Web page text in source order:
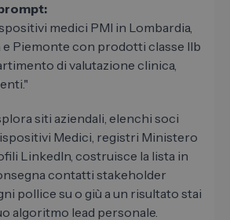
medici PMI in Lombardia,
e Piemonte con prodotti classe IIb
di valutazione clinica,
siti aziendali, elenchi soci
Medici, registri Ministero
LinkedIn, costruisce la lista in
contatti stakeholder
pollice su o giù a un risultato stai
algoritmo lead personale.